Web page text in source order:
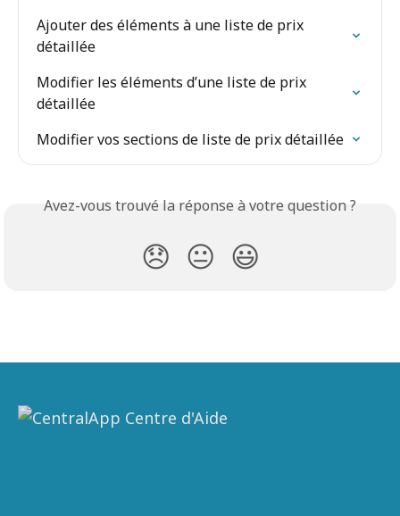
Ajouter des éléments à une liste de prix
détaillée
Modifier les éléments d’une liste de prix
détaillée
Modifier vos sections de liste de prix détaillée
Avez-vous trouvé la réponse à votre question ?
😞 😐 😃